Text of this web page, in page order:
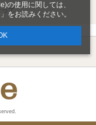
の使用に関しては、
」をお読みください。
て